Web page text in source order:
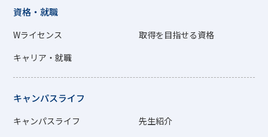
資格・就職
Wライセンス
取得を目指せる資格
キャリア・就職
キャンパスライフ
キャンパスライフ
先生紹介